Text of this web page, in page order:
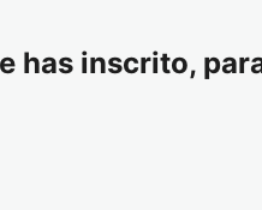
has inscrito,